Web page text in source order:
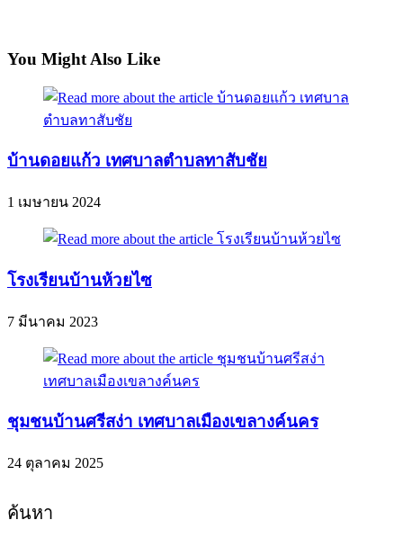
You Might Also Like
บ้านดอยแก้ว เทศบาลตำบลทาสับชัย
1 เมษายน 2024
โรงเรียนบ้านห้วยไซ
7 มีนาคม 2023
ชุมชนบ้านศรีสง่า เทศบาลเมืองเขลางค์นคร
24 ตุลาคม 2025
ค้นหา